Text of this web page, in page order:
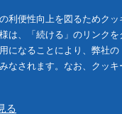
利便性向上を図るためク
は、「続ける」のリンク
になることにより、弊社
なされます。なお、クッ
る